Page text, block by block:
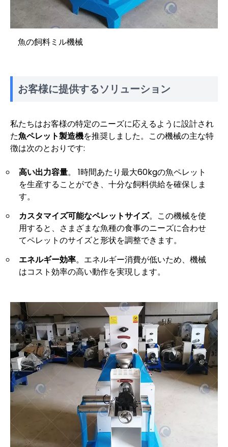
魚の飼料ミル機械
お客様に提供するソリューション
私たちはお客様の特定のニーズに応えるように設計され
た魚ペレット製造機を推奨しました。この機械の主な特
徴は次のとおりです:
高い出力容量。 1時間あたり最大60kgの魚ペレット
を生産することができ、十分な飼料供給を確保しま
す。
カスタマイズ可能なペレットサイズ。この機械を使
用すると、さまざまな魚種の食事のニーズに合わせ
てペレットのサイズと形状を調整できます。
エネルギー効率。エネルギー消費が低いため、機械
はコスト効率の高い動作を実現します。